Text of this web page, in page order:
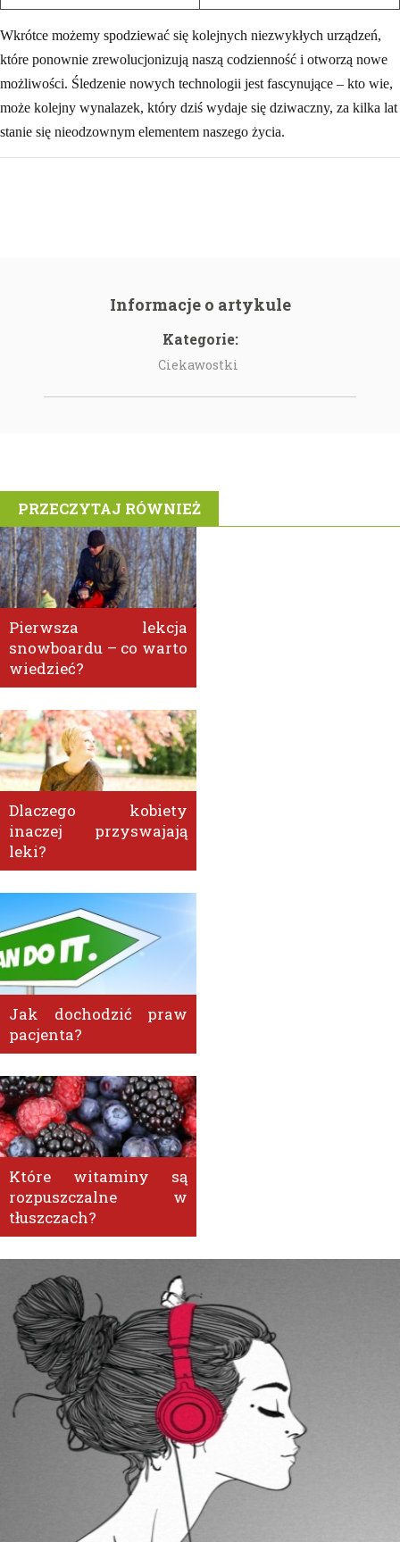
Wkrótce możemy spodziewać się kolejnych niezwykłych urządzeń,
które ponownie zrewolucjonizują naszą codzienność i otworzą nowe
możliwości. Śledzenie nowych technologii jest fascynujące – kto wie,
może kolejny wynalazek, który dziś wydaje się dziwaczny, za kilka lat
stanie się nieodzownym elementem naszego życia.
Informacje o artykule
Kategorie:
Ciekawostki
PRZECZYTAJ RÓWNIEŻ
Pierwsza lekcja
snowboardu – co warto
wiedzieć?
Dlaczego kobiety
inaczej przyswajają
leki?
Jak dochodzić praw
pacjenta?
Które witaminy są
rozpuszczalne w
tłuszczach?